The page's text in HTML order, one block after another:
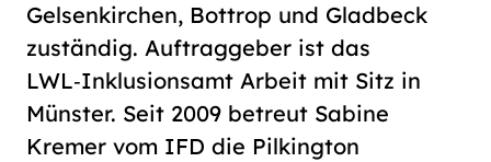
Gelsenkirchen, Bottrop und Gladbeck
zuständig. Auftraggeber ist das
LWL‑Inklusionsamt Arbeit mit Sitz in
Münster. Seit 2009 betreut Sabine
Kremer vom IFD die Pilkington